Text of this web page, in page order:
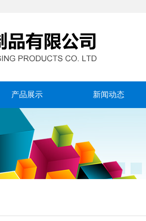
产品展示 新闻动态